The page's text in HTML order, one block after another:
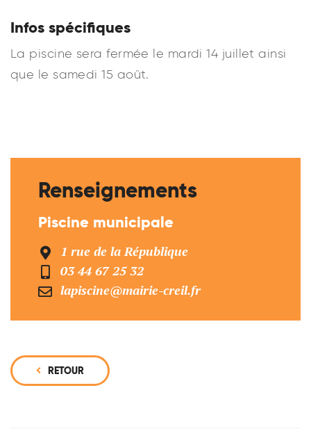
Infos spécifiques
La piscine sera fermée le mardi 14 juillet ainsi
que le samedi 15 août.
Renseignements
Piscine municipale
1 rue de la République
03 44 67 25 32
lapiscine@mairie-creil.fr
RETOUR